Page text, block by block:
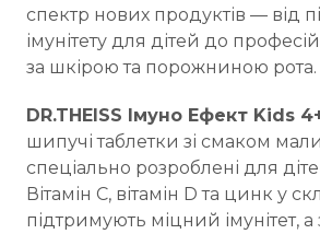
спектр нових продуктів — від
імунітету для дітей до
за шкірою та порожниною рота.
DR.THEISS Імуно Ефект Kids
шипучі таблетки зі смаком
спеціально розроблені для
Вітамін C, вітамін D та цинк у
підтримують міцний імунітет,